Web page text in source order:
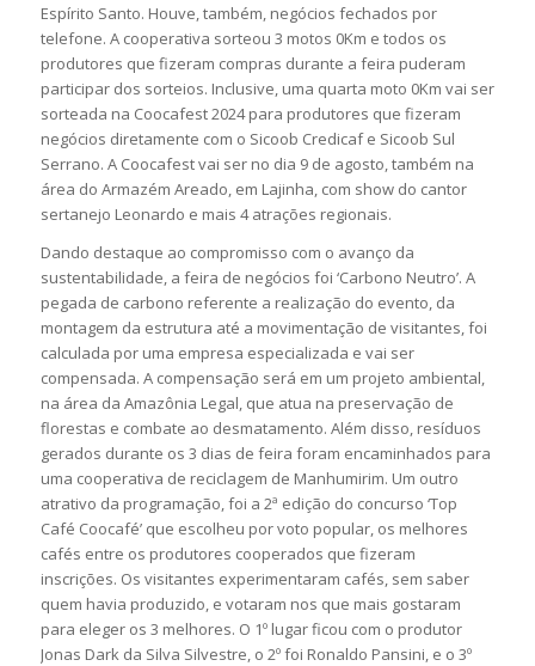
Espírito Santo. Houve, também, negócios fechados por
telefone. A cooperativa sorteou 3 motos 0Km e todos os
produtores que fizeram compras durante a feira puderam
participar dos sorteios. Inclusive, uma quarta moto 0Km vai ser
sorteada na Coocafest 2024 para produtores que fizeram
negócios diretamente com o Sicoob Credicaf e Sicoob Sul
Serrano. A Coocafest vai ser no dia 9 de agosto, também na
área do Armazém Areado, em Lajinha, com show do cantor
sertanejo Leonardo e mais 4 atrações regionais.
Dando destaque ao compromisso com o avanço da
sustentabilidade, a feira de negócios foi ‘Carbono Neutro’. A
pegada de carbono referente a realização do evento, da
montagem da estrutura até a movimentação de visitantes, foi
calculada por uma empresa especializada e vai ser
compensada. A compensação será em um projeto ambiental,
na área da Amazônia Legal, que atua na preservação de
florestas e combate ao desmatamento. Além disso, resíduos
gerados durante os 3 dias de feira foram encaminhados para
uma cooperativa de reciclagem de Manhumirim. Um outro
atrativo da programação, foi a 2ª edição do concurso ‘Top
Café Coocafé’ que escolheu por voto popular, os melhores
cafés entre os produtores cooperados que fizeram
inscrições. Os visitantes experimentaram cafés, sem saber
quem havia produzido, e votaram nos que mais gostaram
para eleger os 3 melhores. O 1º lugar ficou com o produtor
Jonas Dark da Silva Silvestre, o 2º foi Ronaldo Pansini, e o 3º